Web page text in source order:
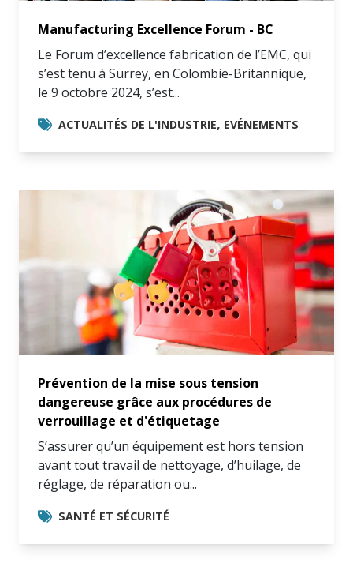
Manufacturing Excellence Forum - BC
Le Forum d’excellence fabrication de l’EMC, qui
s’est tenu à Surrey, en Colombie-Britannique,
le 9 octobre 2024, s’est...
ACTUALITÉS DE L'INDUSTRIE, EVÉNEMENTS
Prévention de la mise sous tension
dangereuse grâce aux procédures de
verrouillage et d'étiquetage
S’assurer qu’un équipement est hors tension
avant tout travail de nettoyage, d’huilage, de
réglage, de réparation ou...
SANTÉ ET SÉCURITÉ